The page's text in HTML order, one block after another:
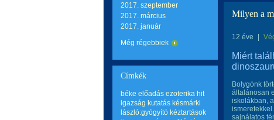
2017. szeptember
2017. március
2017. január
Még régebbiek
Címkék
béke előadás ezoterika hit
igazság kutatás késmárki
lászló:gyógyító kéztartások
Milyen a
12 éve
Miért
Bolygónk
általánosan
iskolákban,
sajnálatos